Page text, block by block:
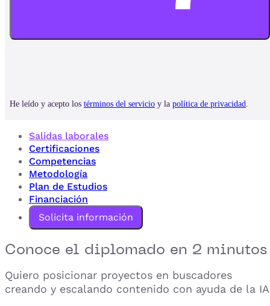
Salidas laborales
Certificaciones
Competencias
Metodología
Plan de Estudios
Financiación
Solicita información
Conoce el diplomado en 2 minutos
Quiero posicionar proyectos en buscadores
creando y escalando contenido con ayuda de la